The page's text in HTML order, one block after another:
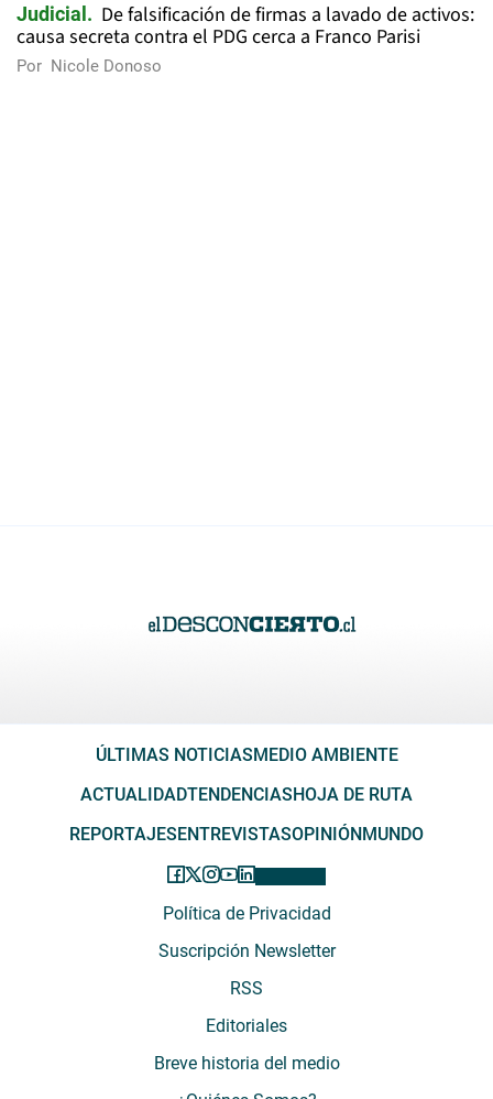
Judicial
De falsificación de firmas a lavado de activos:
causa secreta contra el PDG cerca a Franco Parisi
Por Nicole Donoso
ÚLTIMAS NOTICIAS MEDIO AMBIENTE
ACTUALIDADTENDENCIAS HOJA DE RUTA
REPORTAJES ENTREVISTASOPINIÓN MUNDO
Política de Privacidad
Suscripción Newsletter
RSS
Editoriales
Breve historia del medio